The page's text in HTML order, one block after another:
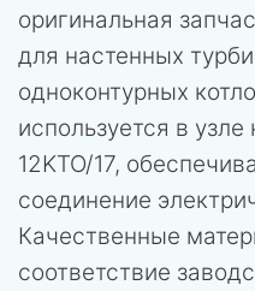
оригинальная
для настенных
одноконтурных
используется в
12KTO/17,
соединение
Качественные
соответствие